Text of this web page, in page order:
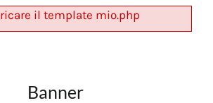
il template mio.php
Banner